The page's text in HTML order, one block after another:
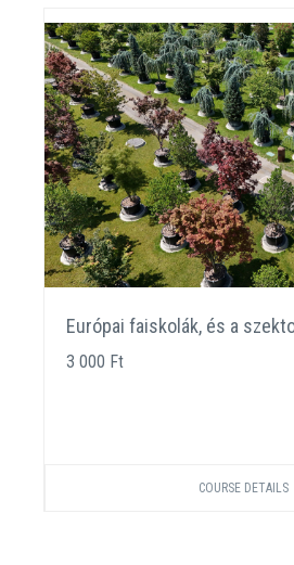
Európai faiskolák, és a
3 000 Ft
COURSE DETAILS